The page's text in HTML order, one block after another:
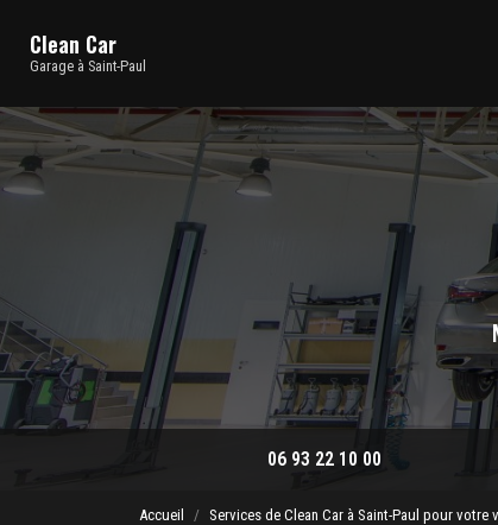
contenu
Clean Car
Garage à Saint-Paul
06 93 22 10 00
Accueil
Services de Clean Car à Saint-Paul pour votre